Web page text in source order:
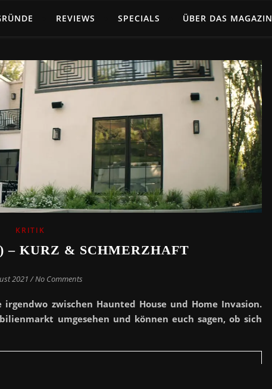
REVIEWS SPECIALS ÜBER DAS MAGAZIN
KRITIK
– KURZ & SCHMERZHAFT
2021/No Comments
zwischen Haunted House und Home Invasion.
umgesehen und können euch sagen, ob sich